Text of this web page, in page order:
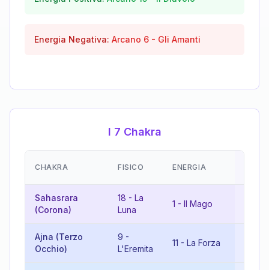
Energia Negativa: Arcano 6 - Gli Amanti
I 7 Chakra
CHAKRA FISICO ENERGIA
Sahasrara
(Corona)
18 - La
Luna
1 - Il Mago
Ajna (Terzo
Occhio)
9 -
L'Eremita
11 - La Forza